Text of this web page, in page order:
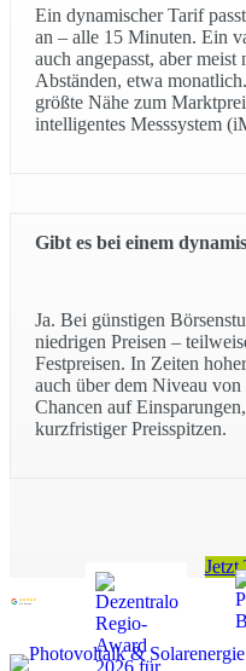
Ein dynamischer Tarif
an – alle 15 Minuten. Ein
auch angepasst, aber
Abständen, etwa
größte Nähe zum
intelligentes Messsystem
Gibt es bei einem
Ja. Bei günstigen
niedrigen Preisen –
Festpreisen. In Zeiten
auch über dem Niveau
Chancen auf
kurzfristiger Preisspitzen.
Jetzt
4.9 Sterne